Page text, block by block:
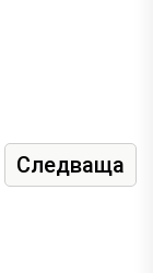
Следваща